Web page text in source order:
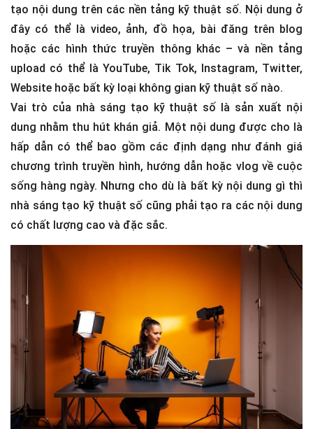
tạo nội dung trên các nền tảng kỹ thuật số. Nội dung ở
đây có thể là video, ảnh, đồ họa, bài đăng trên blog
hoặc các hình thức truyền thông khác – và nền tảng
upload có thể là YouTube, Tik Tok, Instagram, Twitter,
Website hoặc bất kỳ loại không gian kỹ thuật số nào.
Vai trò của nhà sáng tạo kỹ thuật số là sản xuất nội
dung nhằm thu hút khán giả. Một nội dung được cho là
hấp dẫn có thể bao gồm các định dạng như đánh giá
chương trình truyền hình, hướng dẫn hoặc vlog về cuộc
sống hàng ngày. Nhưng cho dù là bất kỳ nội dung gì thì
nhà sáng tạo kỹ thuật số cũng phải tạo ra các nội dung
có chất lượng cao và đặc sắc.